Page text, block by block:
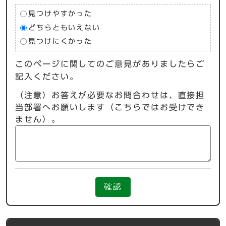
見つけやすかった
どちらともいえない
見つけにくかった
このページに関してのご意見がありましたらご
記入ください。
（注意）お答えが必要なお問合わせは、直接担
当部署へお願いします（こちらではお受けでき
ません）。
確認